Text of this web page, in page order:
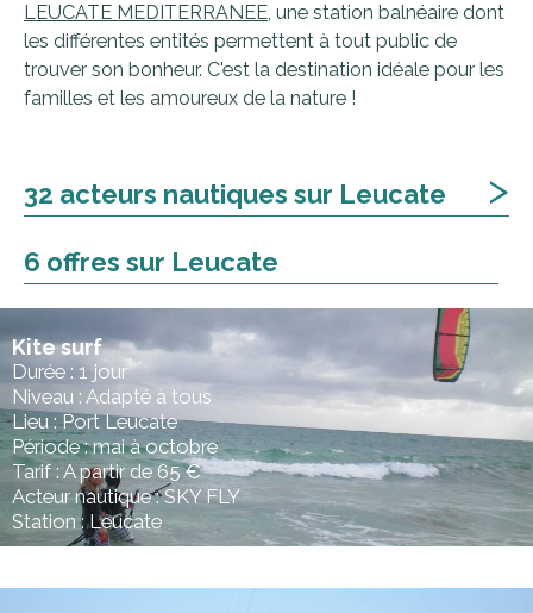
LEUCATE MEDITERRANEE, une station balnéaire dont
les différentes entités permettent à tout public de
trouver son bonheur. C'est la destination idéale pour les
familles et les amoureux de la nature !
>
32 acteurs nautiques sur Leucate
6 offres sur Leucate
Kite surf
Durée : 1 jour
Niveau : Adapté à tous
Lieu : Port Leucate
Période : mai à octobre
Tarif : A partir de 65 €
Acteur nautique : SKY FLY
Station : Leucate